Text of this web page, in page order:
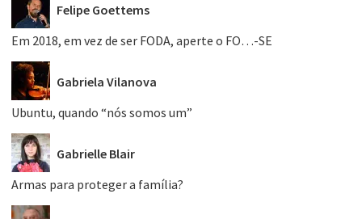
Felipe Goettems
Em 2018, em vez de ser FODA, aperte o FO…-SE
Gabriela Vilanova
Ubuntu, quando “nós somos um”
Gabrielle Blair
Armas para proteger a família?